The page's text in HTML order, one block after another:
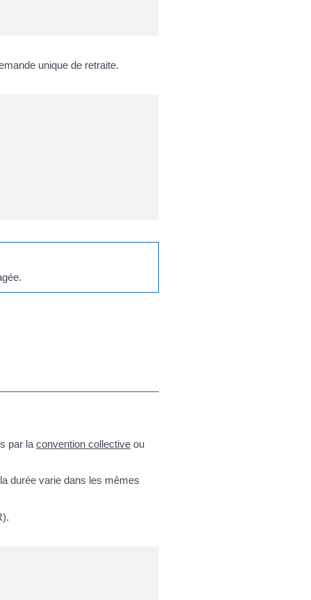
unique de retraite.
par la convention collective ou
durée varie dans les mêmes